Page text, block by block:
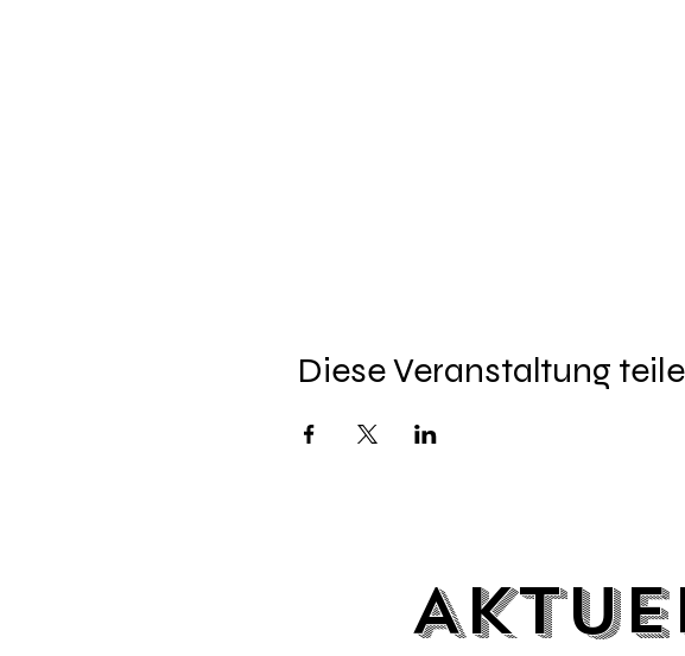
Diese Veranstaltung